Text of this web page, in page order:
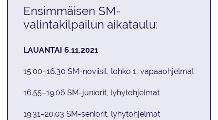
Ensimmäisen SM-
valintakilpailun aikataulu:
LAUANTAI 6.11.2021
15.00–16.30 SM-noviisit, lohko 1, vapaaohjelmat
16.55–19.06 SM-juniorit, lyhytohjelmat
19.31–20.03 SM-seniorit, lyhytohjelmat